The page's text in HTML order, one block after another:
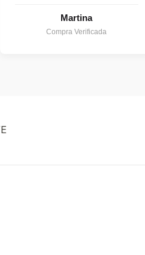
Martina
Compra Verificada